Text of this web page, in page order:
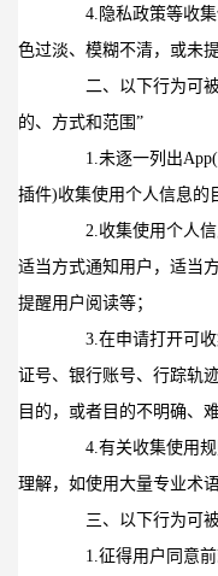
4. 隐私政策等收
色过淡、模糊不清，或未
二、以下行为可
的、方式和范围”
1.未逐一列出App(
插件)收集使用个人信息的
2.收集使用个人
适当方式通知用户，适当
提醒用户阅读等；
3.在申请打开可
证号、银行账号、行踪轨
目的，或者目的不明确、
4.有关收集使用
理解，如使用大量专业术语
三、以下行为可
1.征得用户同意